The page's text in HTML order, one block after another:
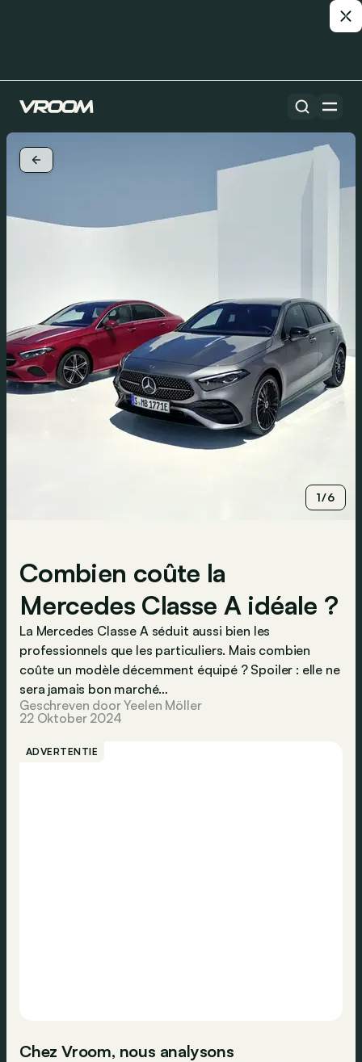
1/6
Combien coûte la
Mercedes Classe A idéale ?
La Mercedes Classe A séduit aussi bien les
professionnels que les particuliers. Mais combien
coûte un modèle décemment équipé ? Spoiler : elle ne
sera jamais bon marché…
Geschreven door Yeelen Möller
22 Oktober 2024
ADVERTENTIE
Chez Vroom, nous analysons